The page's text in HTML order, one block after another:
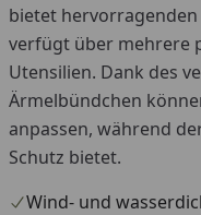
bietet hervorragenden
verfügt über mehrere
Utensilien. Dank des
Ärmelbündchen
anpassen, während
Schutz bietet.
Wind- und